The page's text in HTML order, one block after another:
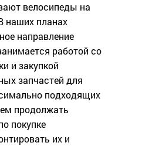
велосипеды на
наших планах
направление
работой со
и закупкой
запчастей для
подходящих
продолжать
покупке
их и